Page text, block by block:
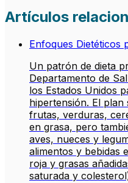
Artículos
Enfoques Dietéticos
Un patrón de dieta
Departamento de
los Estados Unidos
hipertensión. El
frutas, verduras,
en grasa, pero
aves, nueces y
alimentos y bebidas
roja y grasas
saturada y